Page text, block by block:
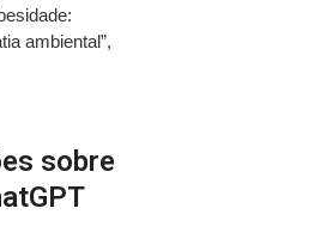
ambiental”,
sobre